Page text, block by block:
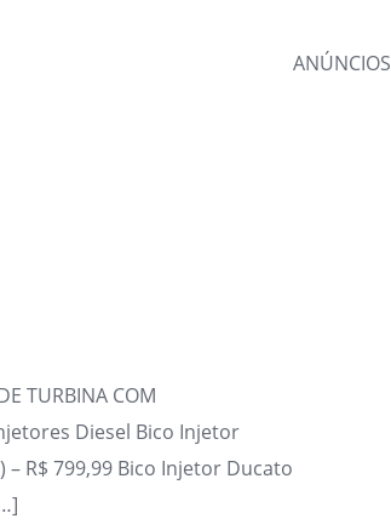
ANÚNCIOS
TURBINA COM
Injetores Diesel Bico Injetor
– R$ 799,99 Bico Injetor Ducato